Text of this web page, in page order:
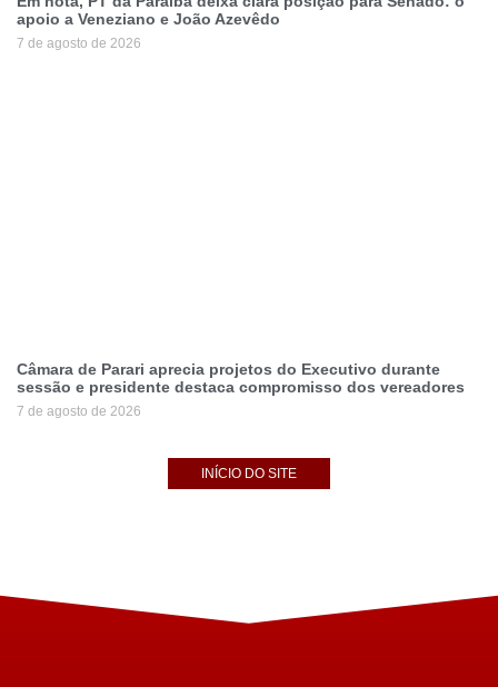
apoio a Veneziano e João Azevêdo
7 de agosto de 2026
Câmara de Parari aprecia projetos do Executivo durante
sessão e presidente destaca compromisso dos vereadores
7 de agosto de 2026
INÍCIO DO SITE